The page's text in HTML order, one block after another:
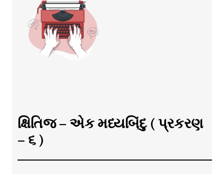
ક્ષિતિજ – એક મધ્યબિંદુ ( પ્રકરણ
– ૬ )